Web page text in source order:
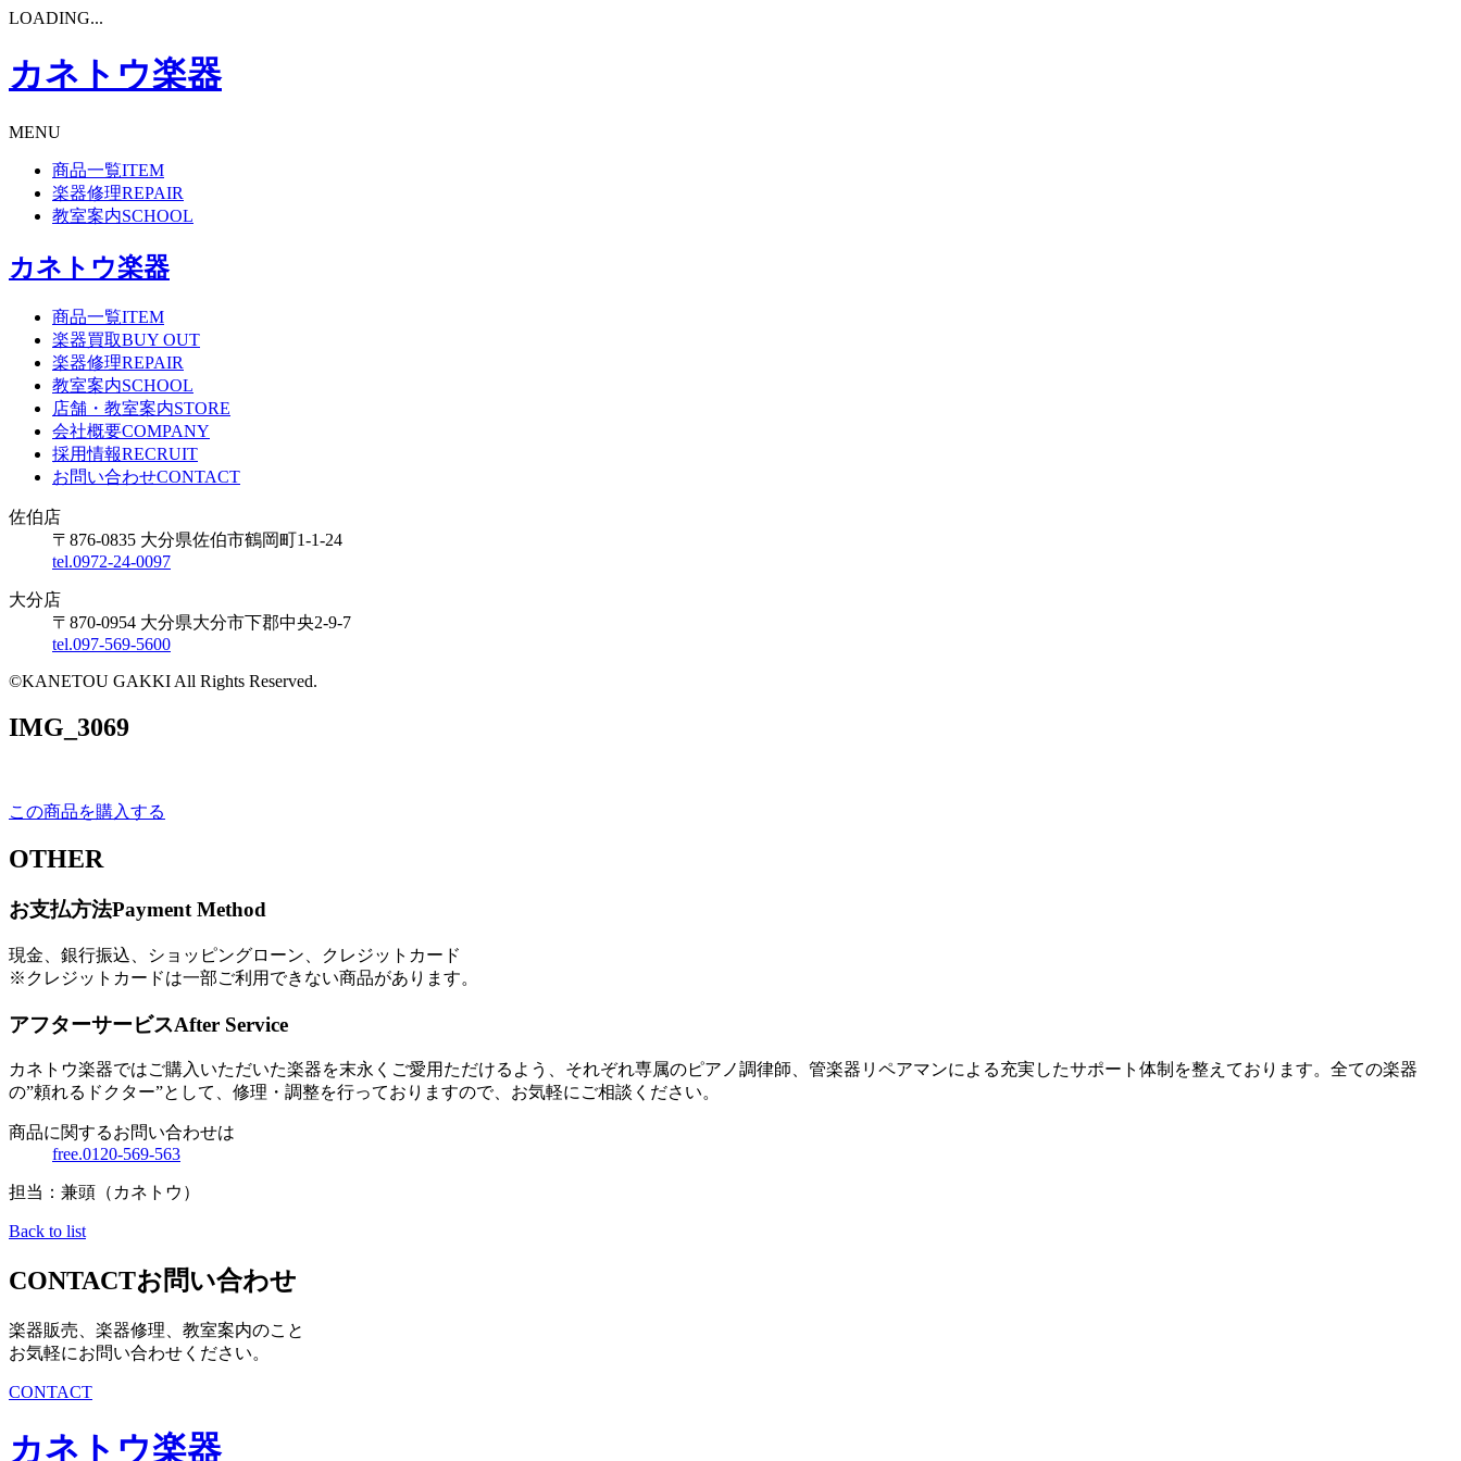
LOADING...
カネトウ楽器
MENU
商品一覧ITEM
楽器修理REPAIR
教室案内SCHOOL
カネトウ楽器
商品一覧ITEM
楽器買取BUY OUT
楽器修理REPAIR
教室案内SCHOOL
店舗・教室案内STORE
会社概要COMPANY
採用情報RECRUIT
お問い合わせCONTACT
佐伯店
〒876-0835 大分県佐伯市鶴岡町1-1-24
tel.0972-24-0097
大分店
〒870-0954 大分県大分市下郡中央2-9-7
tel.097-569-5600
©KANETOU GAKKI All Rights Reserved.
IMG_3069
この商品を購入する
OTHER
お支払方法Payment Method
現金、銀行振込、ショッピングローン、クレジットカード
※クレジットカードは一部ご利用できない商品があります。
アフターサービスAfter Service
カネトウ楽器ではご購入いただいた楽器を末永くご愛用ただけるよう、それぞれ専属のピアノ調律師、管楽器リペアマンによる充実したサポート体制を整えております。全ての楽器
の”頼れるドクター”として、修理・調整を行っておりますので、お気軽にご相談ください。
商品に関するお問い合わせは
free.0120-569-563
担当：兼頭（カネトウ）
Back to list
CONTACTお問い合わせ
楽器販売、楽器修理、教室案内のこと
お気軽にお問い合わせください。
CONTACT
カネトウ楽器